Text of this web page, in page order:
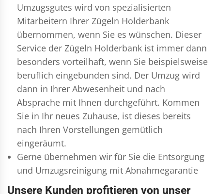
Umzugsgutes wird von spezialisierten
Mitarbeitern Ihrer Zügeln Holderbank
übernommen, wenn Sie es wünschen. Dieser
Service der Zügeln Holderbank ist immer dann
besonders vorteilhaft, wenn Sie beispielsweise
beruflich eingebunden sind. Der Umzug wird
dann in Ihrer Abwesenheit und nach
Absprache mit Ihnen durchgeführt. Kommen
Sie in Ihr neues Zuhause, ist dieses bereits
nach Ihren Vorstellungen gemütlich
eingeräumt.
Gerne übernehmen wir für Sie die Entsorgung
und Umzugsreinigung mit Abnahmegarantie
Unsere Kunden profitieren von unser